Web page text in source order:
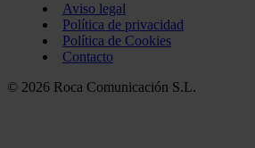
Aviso legal
Política de privacidad
Política de Cookies
Contacto
© 2026 Roca Comunicación S.L.